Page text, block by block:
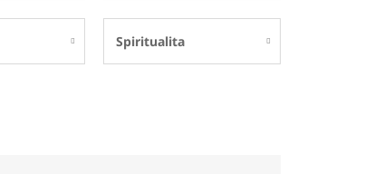
Spiritualita